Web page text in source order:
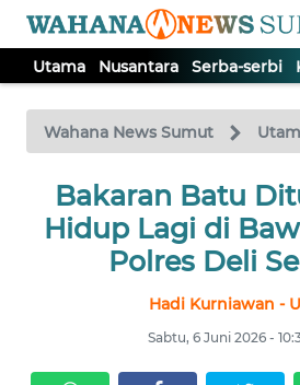
Utama Nusantara Serba-serbi
Wahana News Sumut
Bakaran Batu
Hidup Lagi di
Polres Deli
Hadi Kurniawan -
Sabtu, 6 Juni 2026 -
TV
Tutup
UTAMA
NUSANTARA